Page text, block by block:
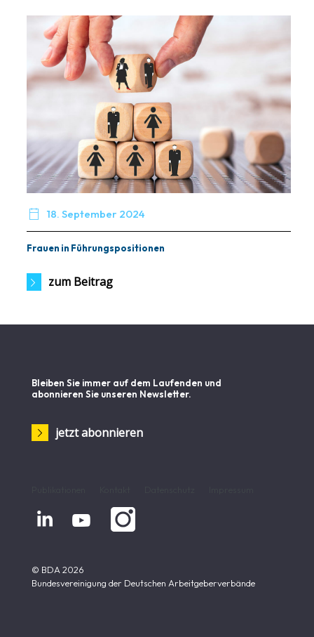
 18. September 2024
Frauen in Führungspositionen
zum Beitrag
Bleiben Sie immer auf dem Laufenden und
abonnieren Sie unseren Newsletter.
jetzt abonnieren
 
© BDA 2026
Bundesvereinigung der Deutschen Arbeitgeberverbände